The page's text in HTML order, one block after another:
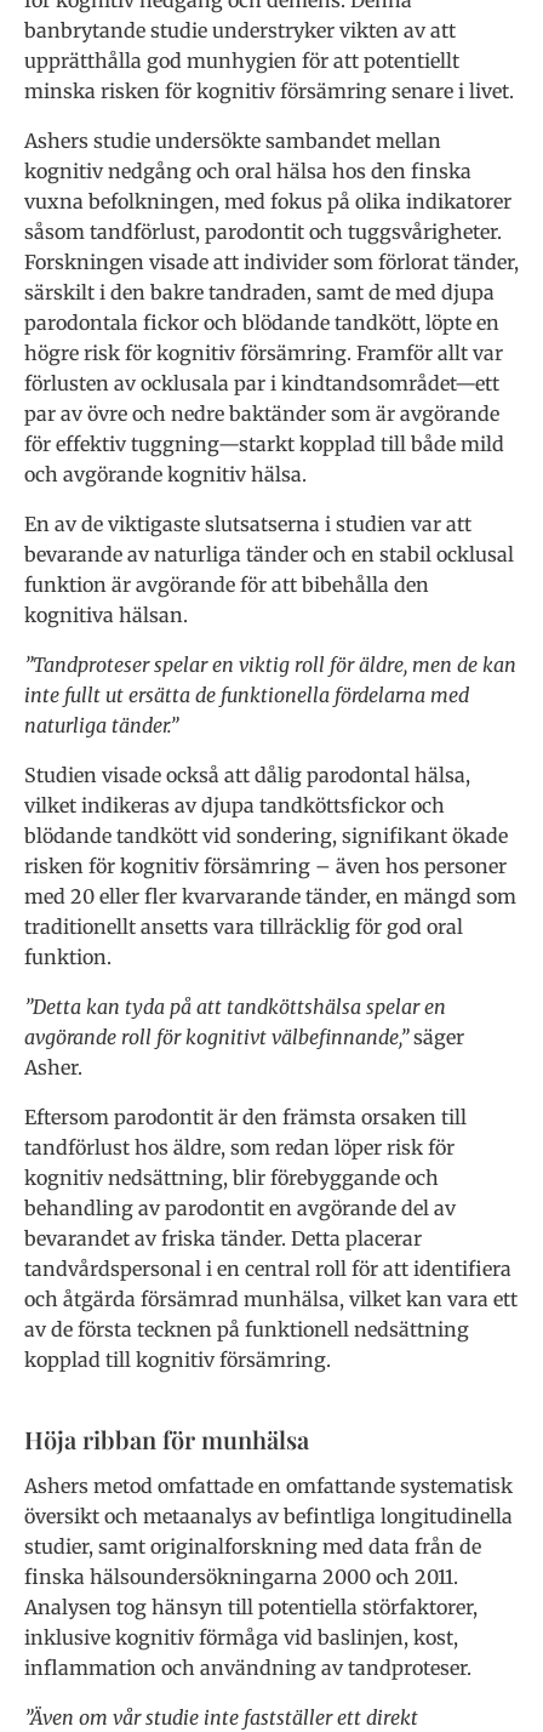
banbrytande studie understryker vikten av att
upprätthålla god munhygien för att potentiellt
minska risken för kognitiv försämring senare i livet.
Ashers studie undersökte sambandet mellan
kognitiv nedgång och oral hälsa hos den finska
vuxna befolkningen, med fokus på olika indikatorer
såsom tandförlust, parodontit och tuggsvårigheter.
Forskningen visade att individer som förlorat tänder,
särskilt i den bakre tandraden, samt de med djupa
parodontala fickor och blödande tandkött, löpte en
högre risk för kognitiv försämring. Framför allt var
förlusten av ocklusala par i kindtandsområdet—ett
par av övre och nedre baktänder som är avgörande
för effektiv tuggning—starkt kopplad till både mild
och avgörande kognitiv hälsa.
En av de viktigaste slutsatserna i studien var att
bevarande av naturliga tänder och en stabil ocklusal
funktion är avgörande för att bibehålla den
kognitiva hälsan.
”Tandproteser spelar en viktig roll för äldre, men de kan
inte fullt ut ersätta de funktionella fördelarna med
naturliga tänder.”
Studien visade också att dålig parodontal hälsa,
vilket indikeras av djupa tandköttsfickor och
blödande tandkött vid sondering, signifikant ökade
risken för kognitiv försämring – även hos personer
med 20 eller fler kvarvarande tänder, en mängd som
traditionellt ansetts vara tillräcklig för god oral
funktion.
”Detta kan tyda på att tandköttshälsa spelar en
avgörande roll för kognitivt välbefinnande,”säger
Asher.
Eftersom parodontit är den främsta orsaken till
tandförlust hos äldre, som redan löper risk för
kognitiv nedsättning, blir förebyggande och
behandling av parodontit en avgörande del av
bevarandet av friska tänder. Detta placerar
tandvårdspersonal i en central roll för att identifiera
och åtgärda försämrad munhälsa, vilket kan vara ett
av de första tecknen på funktionell nedsättning
kopplad till kognitiv försämring.
Höja ribban för munhälsa
Ashers metod omfattade en omfattande systematisk
översikt och metaanalys av befintliga longitudinella
studier, samt originalforskning med data från de
finska hälsoundersökningarna 2000 och 2011.
Analysen tog hänsyn till potentiella störfaktorer,
inklusive kognitiv förmåga vid baslinjen, kost,
inflammation och användning av tandproteser.
”Även om vår studie inte fastställer ett direkt